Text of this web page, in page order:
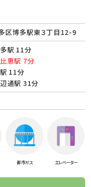
区博多駅東３丁目12-9
駅 11分
恵駅 7分
11分
通駅 31分
都市ガス エレベーター